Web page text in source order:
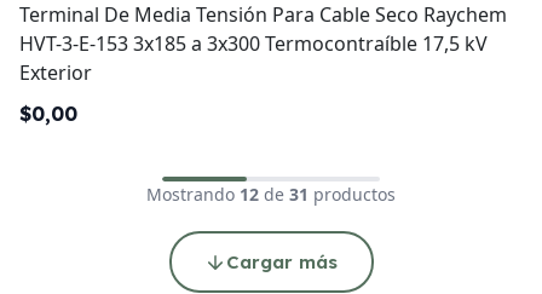
Terminal De Media Tensión Para Cable Seco Raychem
HVT-3-E-153 3x185 a 3x300 Termocontraíble 17,5 kV
Exterior
$0,00
Mostrando 12 de 31 productos
Cargar más